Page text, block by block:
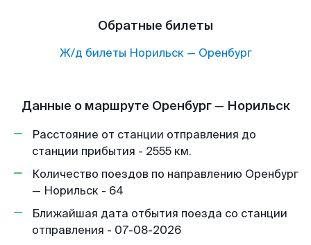
Обратные билеты
Ж/д билеты Норильск— Оренбург
Данные о маршруте Оренбург — Норильск
Расстояние от станции отправления до
станции прибытия - 2555 км.
Количество поездов по направлению Оренбург
— Норильск - 64
Ближайшая дата отбытия поезда со станции
отправления - 07-08-2026